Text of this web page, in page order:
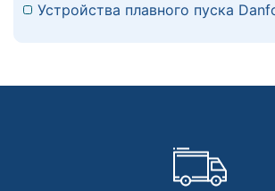
Устройства плавного пуска